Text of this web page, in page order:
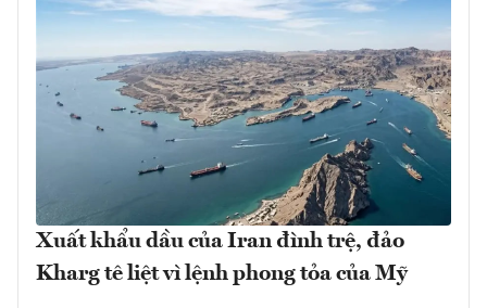
Xuất khẩu dầu của Iran đình trệ, đảo
Kharg tê liệt vì lệnh phong tỏa của Mỹ